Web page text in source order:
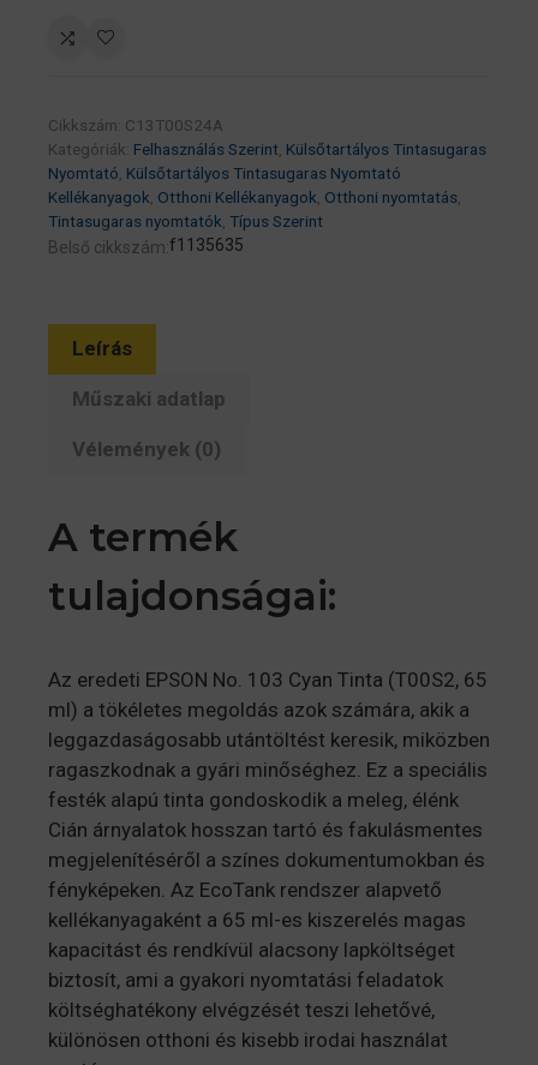
EcoTank
L1100/L1200/L3100/L3200/
széria
mennyiség
Cikkszám: C13T00S24A
Kategóriák: Felhasználás Szerint Külsőtartályos Tintasugaras
Nyomtató Külsőtartályos Tintasugaras Nyomtató
Kellékanyagok Otthoni Kellékanyagok Otthoni nyomtatás
Tintasugaras nyomtatók Típus Szerint
Belső cikkszám:f1135635
Leírás
Műszaki adatlap
Vélemények (0)
A termék
tulajdonságai:
Az eredeti EPSON No. 103 Cyan Tinta (T00S2, 65
ml) a tökéletes megoldás azok számára, akik a
leggazdaságosabb utántöltést keresik, miközben
ragaszkodnak a gyári minőséghez. Ez a speciális
festék alapú tinta gondoskodik a meleg, élénk
Cián árnyalatok hosszan tartó és fakulásmentes
megjelenítéséről a színes dokumentumokban és
fényképeken. Az EcoTank rendszer alapvető
kellékanyagaként a 65 ml-es kiszerelés magas
kapacitást és rendkívül alacsony lapköltséget
biztosít, ami a gyakori nyomtatási feladatok
költséghatékony elvégzését teszi lehetővé,
különösen otthoni és kisebb irodai használat